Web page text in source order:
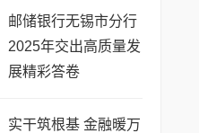
邮储银行无锡市分行
2025年交出高质量发
展精彩答卷
实干筑根基 金融暖万